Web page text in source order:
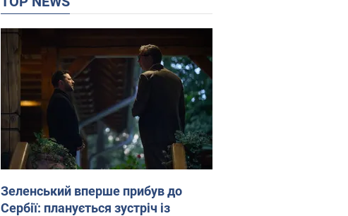
Зеленський вперше прибув до
Сербії: планується зустріч із